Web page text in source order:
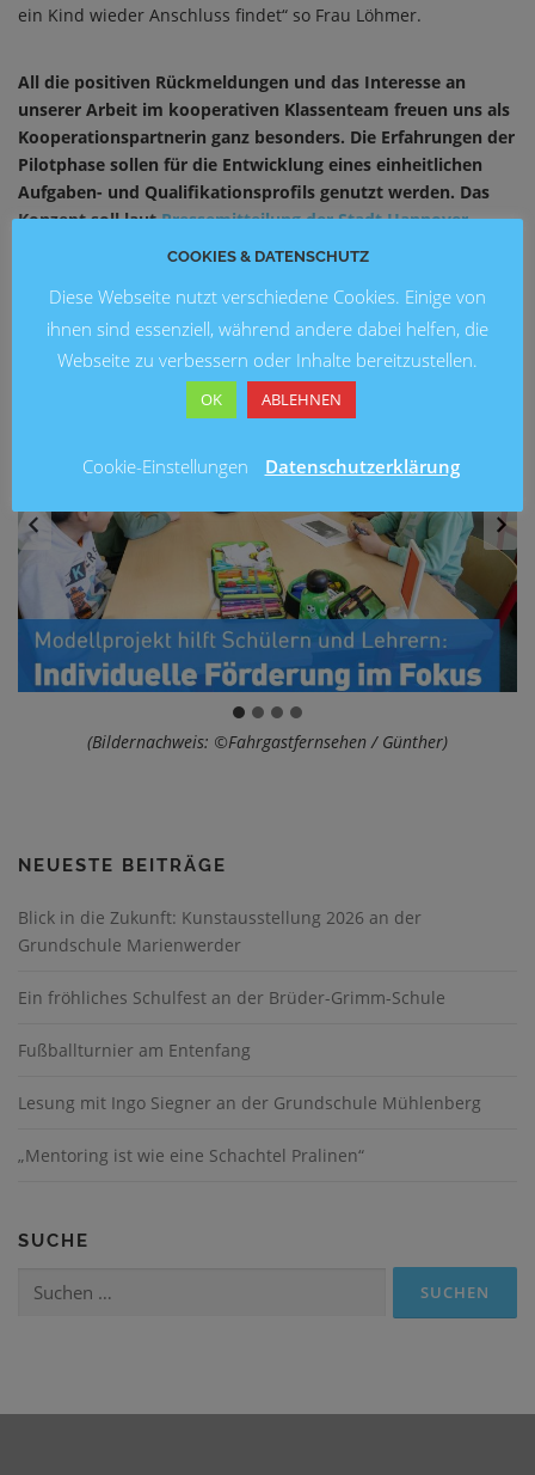
ein Kind wieder Anschluss findet“ so Frau Löhmer.
All die positiven Rückmeldungen und das Interesse an
unserer Arbeit im kooperativen Klassenteam freuen uns als
Kooperationspartnerin ganz besonders. Die Erfahrungen der
Pilotphase sollen für die Entwicklung eines einheitlichen
Aufgaben- und Qualifikationsprofils genutzt werden. Das
Konzept soll lautPressemitteilung der Stadt Hannover
dauerhaft etabliert werden.In der Mitteilung stehen
Auch das
Fahrgastfernsehen der Üstra hat berichtet.
(Bildernachweis: ©Fahrgastfernsehen / Günther)
NEUESTE BEITRÄGE
Blick in die Zukunft: Kunstausstellung 2026 an der
Grundschule Marienwerder
Ein fröhliches Schulfest an der Brüder-Grimm-Schule
Fußballturnier am Entenfang
Lesung mit Ingo Siegner an der Grundschule Mühlenberg
„Mentoring ist wie eine Schachtel Pralinen“
SUCHE
Suchen
COOKIES & DATENSCHUTZ
Diese Webseite nutzt verschiedene Cookies. Einige von
ihnen sind essenziell, während andere dabei helfen, die
Webseite zu verbessern oder Inhalte bereitzustellen.
OK ABLEHNEN
Cookie-Einstellungen Datenschutzerklärung